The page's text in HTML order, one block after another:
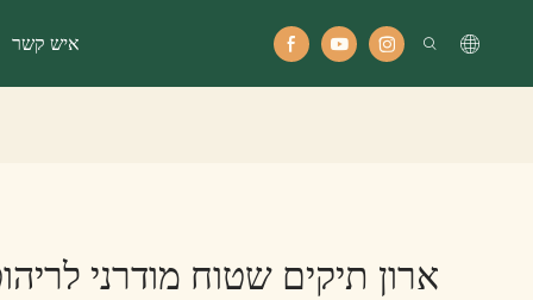
איש קשר
ארון תיקים שטוח מודרני